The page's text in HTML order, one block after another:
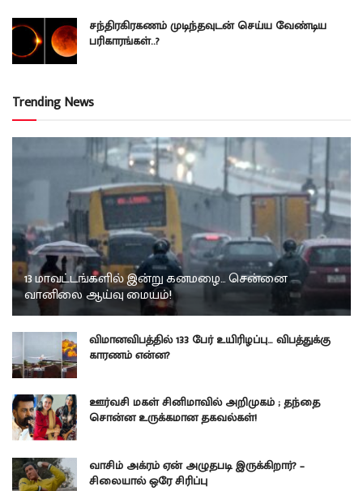
சந்திரகிரகணம் முடிந்தவுடன் செய்ய வேண்டிய
பரிகாரங்கள்..?
Trending News
13 மாவட்டங்களில் இன்று கனமழை… சென்னை
வானிலை ஆய்வு மையம்!
விமானவிபத்தில் 133 பேர் உயிரிழப்பு… விபத்துக்கு
காரணம் என்ன?
ஊர்வசி மகள் சினிமாவில் அறிமுகம் ; தந்தை
சொன்ன உருக்கமான தகவல்கள்!
வாசிம் அக்ரம் ஏன் அழுதபடி இருக்கிறார்? –
சிலையால் ஒரே சிரிப்பு